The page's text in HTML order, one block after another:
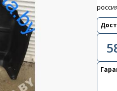
+375 29 870 15 80
Viber
shupik21@bk.ru